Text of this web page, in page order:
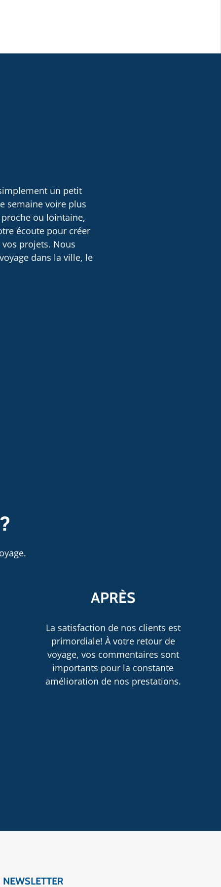
un petit
semaine voire plus
ou lointaine,
écoute pour créer
projets. Nous
dans la ville, le
APRÈS
La satisfaction de nos clients est
primordiale! À votre retour de
voyage, vos commentaires sont
importants pour la constante
amélioration de nos prestations.
NEWSLETTER